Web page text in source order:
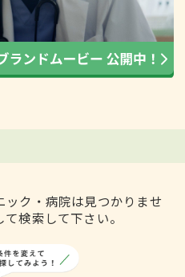
ク・病院は見つかりませ
検索して下さい。